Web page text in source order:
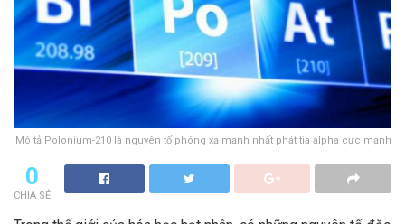
Mô tả Polonium-210 là nguyên tố phóng xạ mạnh nhất phát tia alpha cực mạnh
0
CHIA SẺ